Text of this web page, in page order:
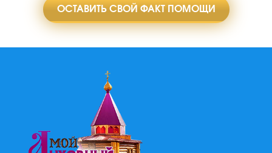
ОСТАВИТЬ СВОЙ ФАКТ ПОМОЩИ